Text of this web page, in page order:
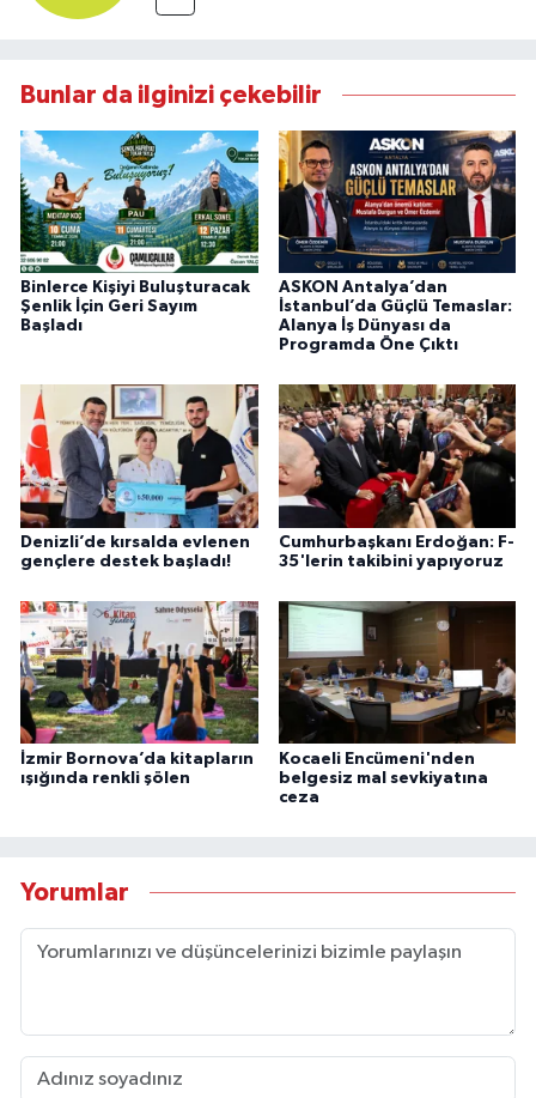
Bunlar da ilginizi çekebilir
Binlerce Kişiyi Buluşturacak
Şenlik İçin Geri Sayım
Başladı
ASKON Antalya’dan
İstanbul’da Güçlü Temaslar:
Alanya İş Dünyası da
Programda Öne Çıktı
Denizli’de kırsalda evlenen
gençlere destek başladı!
Cumhurbaşkanı Erdoğan: F-
35'lerin takibini yapıyoruz
İzmir Bornova’da kitapların
ışığında renkli şölen
Kocaeli Encümeni'nden
belgesiz mal sevkiyatına
ceza
Yorumlar